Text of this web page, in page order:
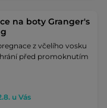
na boty Granger's
z včelího vosku
před promoknutím
u Vás